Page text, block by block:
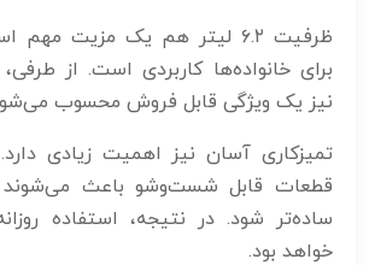
ظرفیت ۶.۲ لیتر هم یک مزیت
برای خانواده‌ها کاربردی است. از
نیز یک ویژگی قابل فروش محسوب
تمیزکاری آسان نیز اهمیت زیادی
قطعات قابل شست‌وشو باعث می‌شوند
ساده‌تر شود. در نتیجه، استفاده
خواهد بود.